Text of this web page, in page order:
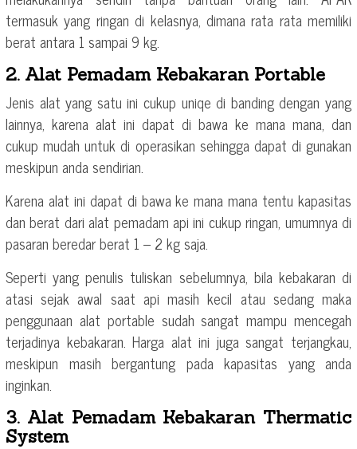
termasuk yang ringan di kelasnya, dimana rata rata memiliki
berat antara 1 sampai 9 kg.
2. Alat Pemadam Kebakaran Portable
Jenis alat yang satu ini cukup uniqe di banding dengan yang
lainnya, karena alat ini dapat di bawa ke mana mana, dan
cukup mudah untuk di operasikan sehingga dapat di gunakan
meskipun anda sendirian.
Karena alat ini dapat di bawa ke mana mana tentu kapasitas
dan berat dari alat pemadam api ini cukup ringan, umumnya di
pasaran beredar berat 1 – 2 kg saja.
Seperti yang penulis tuliskan sebelumnya, bila kebakaran di
atasi sejak awal saat api masih kecil atau sedang maka
penggunaan alat portable sudah sangat mampu mencegah
terjadinya kebakaran. Harga alat ini juga sangat terjangkau,
meskipun masih bergantung pada kapasitas yang anda
inginkan.
3. Alat Pemadam Kebakaran Thermatic
System